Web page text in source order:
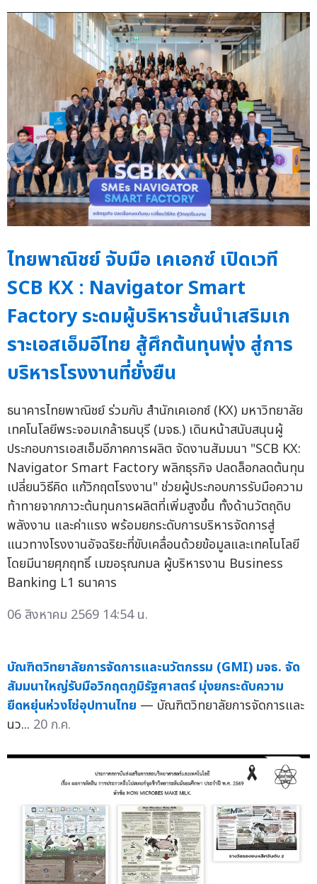
ไทยพาณิชย์ จับมือ เคเอกซ์ เปิดเวที
SCB KX : Navigator Smart
Factory ระดมผู้บริหารชั้นนำเสริมเก
ราะเอสเอ็มอีไทย สู้ศึกต้นทุนพุ่ง สู่การ
บริหารโรงงานที่ยั่งยืน
ธนาคารไทยพาณิชย์ ร่วมกับ สำนักเคเอกซ์ (KX) มหาวิทยาลัย
เทคโนโลยีพระจอมเกล้าธนบุรี (มจธ.) เดินหน้าสนับสนุนผู้
ประกอบการเอสเอ็มอีภาคการผลิต จัดงานสัมมนา "SCB KX:
Navigator Smart Factory พลิกธุรกิจ ปลดล็อกลดต้นทุน
เปลี่ยนวิธีคิด แก้วิกฤตโรงงาน" ช่วยผู้ประกอบการรับมือความ
ท้าทายจากภาวะต้นทุนการผลิตที่เพิ่มสูงขึ้น ทั้งด้านวัตถุดิบ
พลังงาน และค่าแรง พร้อมยกระดับการบริหารจัดการสู่
แนวทางโรงงานอัจฉริยะที่ขับเคลื่อนด้วยข้อมูลและเทคโนโลยี
โดยมีนายศุภฤทธิ์ เมฆอรุณกมล ผู้บริหารงาน Business
Banking L1 ธนาคาร
06 สิงหาคม 2569 14:54 น.
บัณฑิตวิทยาลัยการจัดการและนวัตกรรม (GMI) มจธ. จัด
สัมมนาใหญ่รับมือวิกฤตภูมิรัฐศาสตร์ มุ่งยกระดับความ
ยืดหยุ่นห่วงโซ่อุปทานไทย — บัณฑิตวิทยาลัยการจัดการและ
นว... 20 ก.ค.